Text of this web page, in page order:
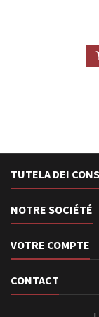
TUTELA DEI
NOTRE SOCIÉTÉ
VOTRE COMPTE
CONTACT